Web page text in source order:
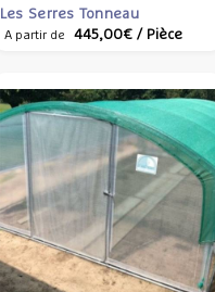
Tonneau
Les Serres Tonneau
A partir de 445,00€ / Pièce